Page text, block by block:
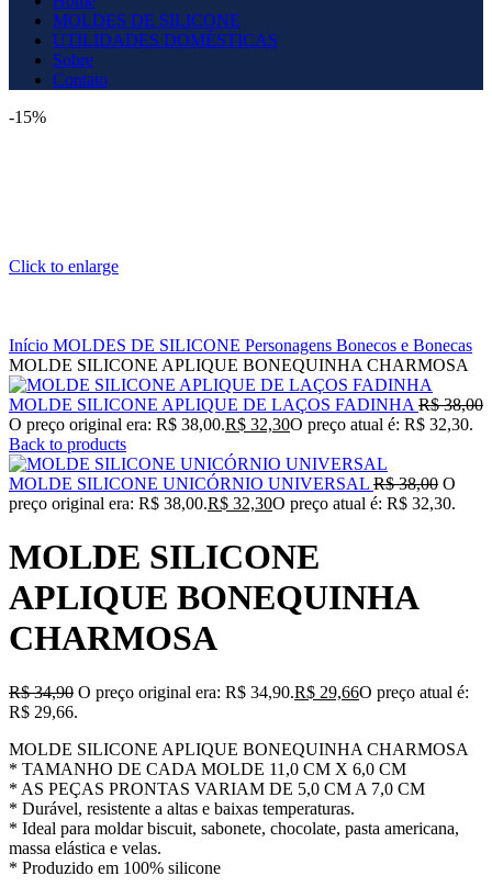
MOLDES DE SILICONE
UTILIDADES DOMÉSTICAS
Sobre
Contato
-15%
Click to enlarge
Início MOLDES DE SILICONE Personagens Bonecos e Bonecas
MOLDE SILICONE APLIQUE BONEQUINHA CHARMOSA
MOLDE SILICONE APLIQUE DE LAÇOS FADINHA R$38,00
O preço original era: R$ 38,00.R$ 32,30O preço atual é: R$ 32,30.
Back to products
MOLDE SILICONE UNICÓRNIO UNIVERSAL R$38,00 O
preço original era: R$ 38,00.R$ 32,30O preço atual é: R$ 32,30.
MOLDE SILICONE
APLIQUE BONEQUINHA
CHARMOSA
R$34,90 O preço original era: R$ 34,90.R$ 29,66O preço atual é:
R$ 29,66.
MOLDE SILICONE APLIQUE BONEQUINHA CHARMOSA
* TAMANHO DE CADA MOLDE 11,0 CM X 6,0 CM
* AS PEÇAS PRONTAS VARIAM DE 5,0 CM A 7,0 CM
* Durável, resistente a altas e baixas temperaturas.
* Ideal para moldar biscuit, sabonete, chocolate, pasta americana,
massa elástica e velas.
* Produzido em 100% silicone